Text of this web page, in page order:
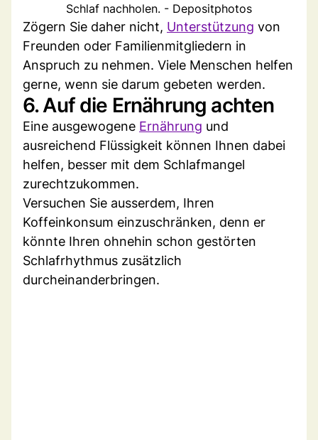
Schlaf nachholen. - Depositphotos
Zögern Sie daher nicht, Unterstützung von
Freunden oder Familienmitgliedern in
Anspruch zu nehmen. Viele Menschen helfen
gerne, wenn sie darum gebeten werden.
6. Auf die Ernährung achten
Eine ausgewogene Ernährung und
ausreichend Flüssigkeit können Ihnen dabei
helfen, besser mit dem Schlafmangel
zurechtzukommen.
Versuchen Sie ausserdem, Ihren
Koffeinkonsum einzuschränken, denn er
könnte Ihren ohnehin schon gestörten
Schlafrhythmus zusätzlich
durcheinanderbringen.